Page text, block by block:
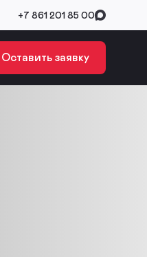
+7 861 201 85 00
Оставить заявку